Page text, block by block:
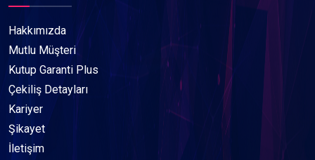
Hakkımızda
Mutlu Müşteri
Kutup Garanti Plus
Çekiliş Detayları
Kariyer
Şikayet
İletişim